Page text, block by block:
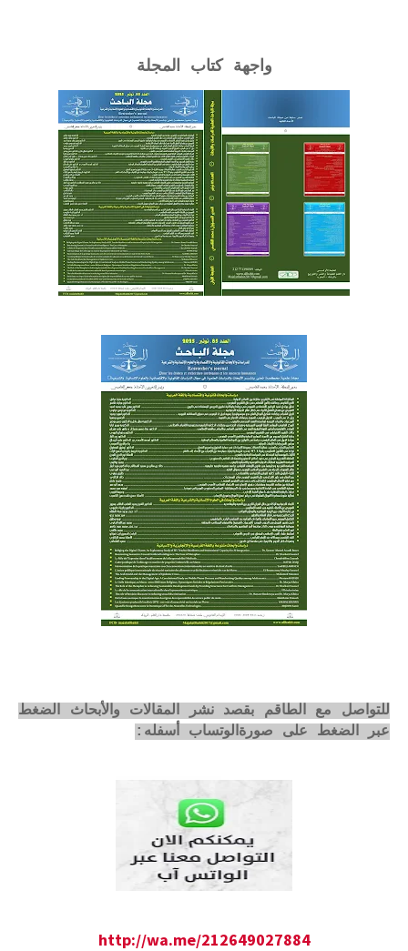
واجهة كتاب المجلة
للتواصل مع الطاقم بقصد نشر المقالات والأبحاث الضغط
عبر الضغط على صورةالوتساب أسفله:
http://wa.me/212649027884